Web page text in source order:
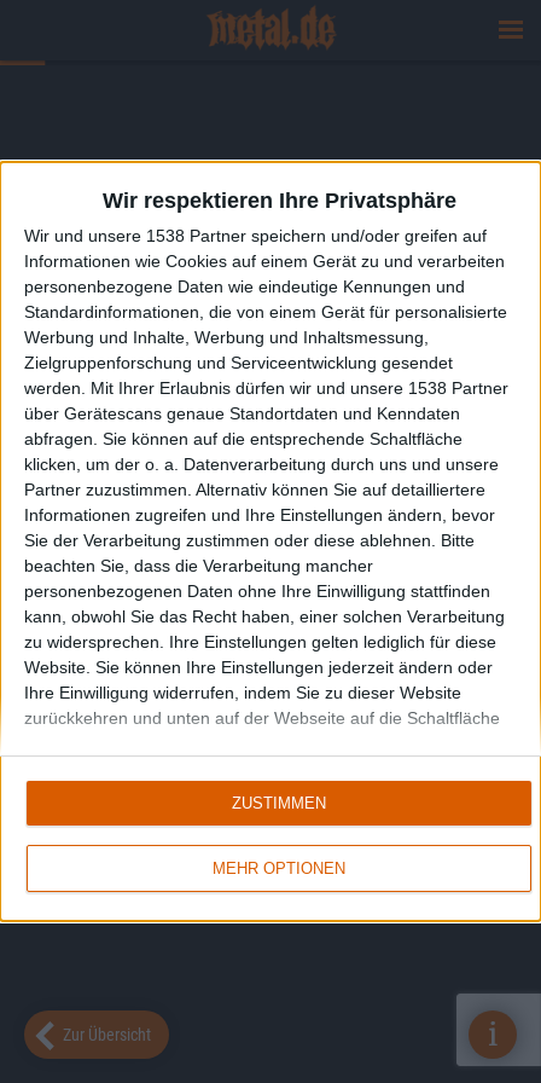
Wir respektieren Ihre Privatsphäre
Wir und unsere 1538 Partner speichern und/oder greifen auf
Informationen wie Cookies auf einem Gerät zu und verarbeiten
personenbezogene Daten wie eindeutige Kennungen und
Standardinformationen, die von einem Gerät für personalisierte
Werbung und Inhalte, Werbung und Inhaltsmessung,
Zielgruppenforschung und Serviceentwicklung gesendet
werden.
Mit Ihrer Erlaubnis dürfen wir und unsere 1538 Partner
über Gerätescans genaue Standortdaten und Kenndaten
abfragen. Sie können auf die entsprechende Schaltfläche
klicken, um der o. a. Datenverarbeitung durch uns und unsere
Partner zuzustimmen. Alternativ können Sie auf detailliertere
Informationen zugreifen und Ihre Einstellungen ändern, bevor
Sie der Verarbeitung zustimmen oder diese ablehnen.
Bitte
beachten Sie, dass die Verarbeitung mancher
personenbezogenen Daten ohne Ihre Einwilligung stattfinden
kann, obwohl Sie das Recht haben, einer solchen Verarbeitung
zu widersprechen. Ihre Einstellungen gelten lediglich für diese
Website. Sie können Ihre Einstellungen jederzeit ändern oder
Ihre Einwilligung widerrufen, indem Sie zu dieser Website
zurückkehren und unten auf der Webseite auf die Schaltfläche
MEHR OPTIONEN
ZUSTIMMEN
Zur Übersicht i